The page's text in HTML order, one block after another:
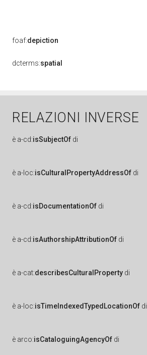
foaf:depiction
dcterms:spatial
RELAZIONI INVERSE
è a-cd:isSubjectOf di
è a-loc:isCulturalPropertyAddressOf di
è a-cd:isDocumentationOf di
è a-cd:isAuthorshipAttributionOf di
è a-cat:describesCulturalProperty di
è a-loc:isTimeIndexedTypedLocationOf di
è arco:isCataloguingAgencyOf di